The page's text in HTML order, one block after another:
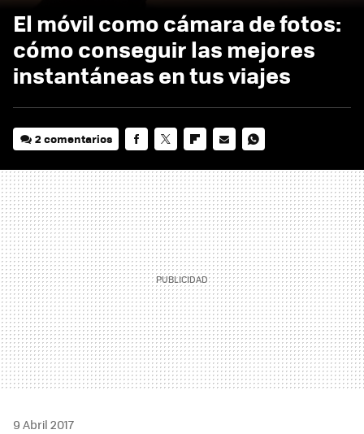
El móvil como cámara de fotos:
cómo conseguir las mejores
instantáneas en tus viajes
2 comentarios
MAIL
9 Abril 2017